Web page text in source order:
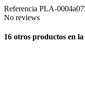
Referencia PLA-
No reviews
16 otros productos en